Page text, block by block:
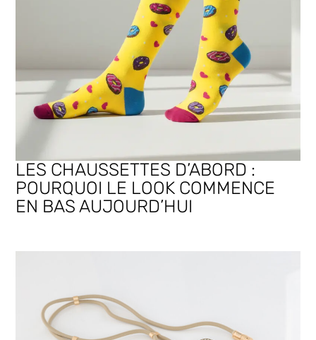
LES CHAUSSETTES D’ABORD :
POURQUOI LE LOOK COMMENCE
EN BAS AUJOURD’HUI